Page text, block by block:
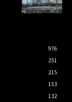
976
251
215
153
132